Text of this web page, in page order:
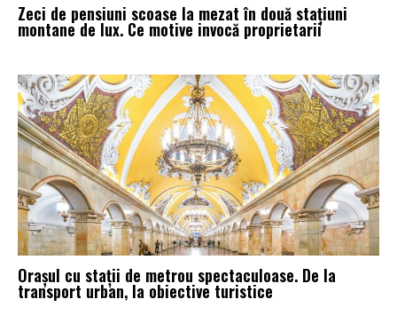
Zeci de pensiuni scoase la mezat în două stațiuni
montane de lux. Ce motive invocă proprietarii
Orașul cu stații de metrou spectaculoase. De la
transport urban, la obiective turistice